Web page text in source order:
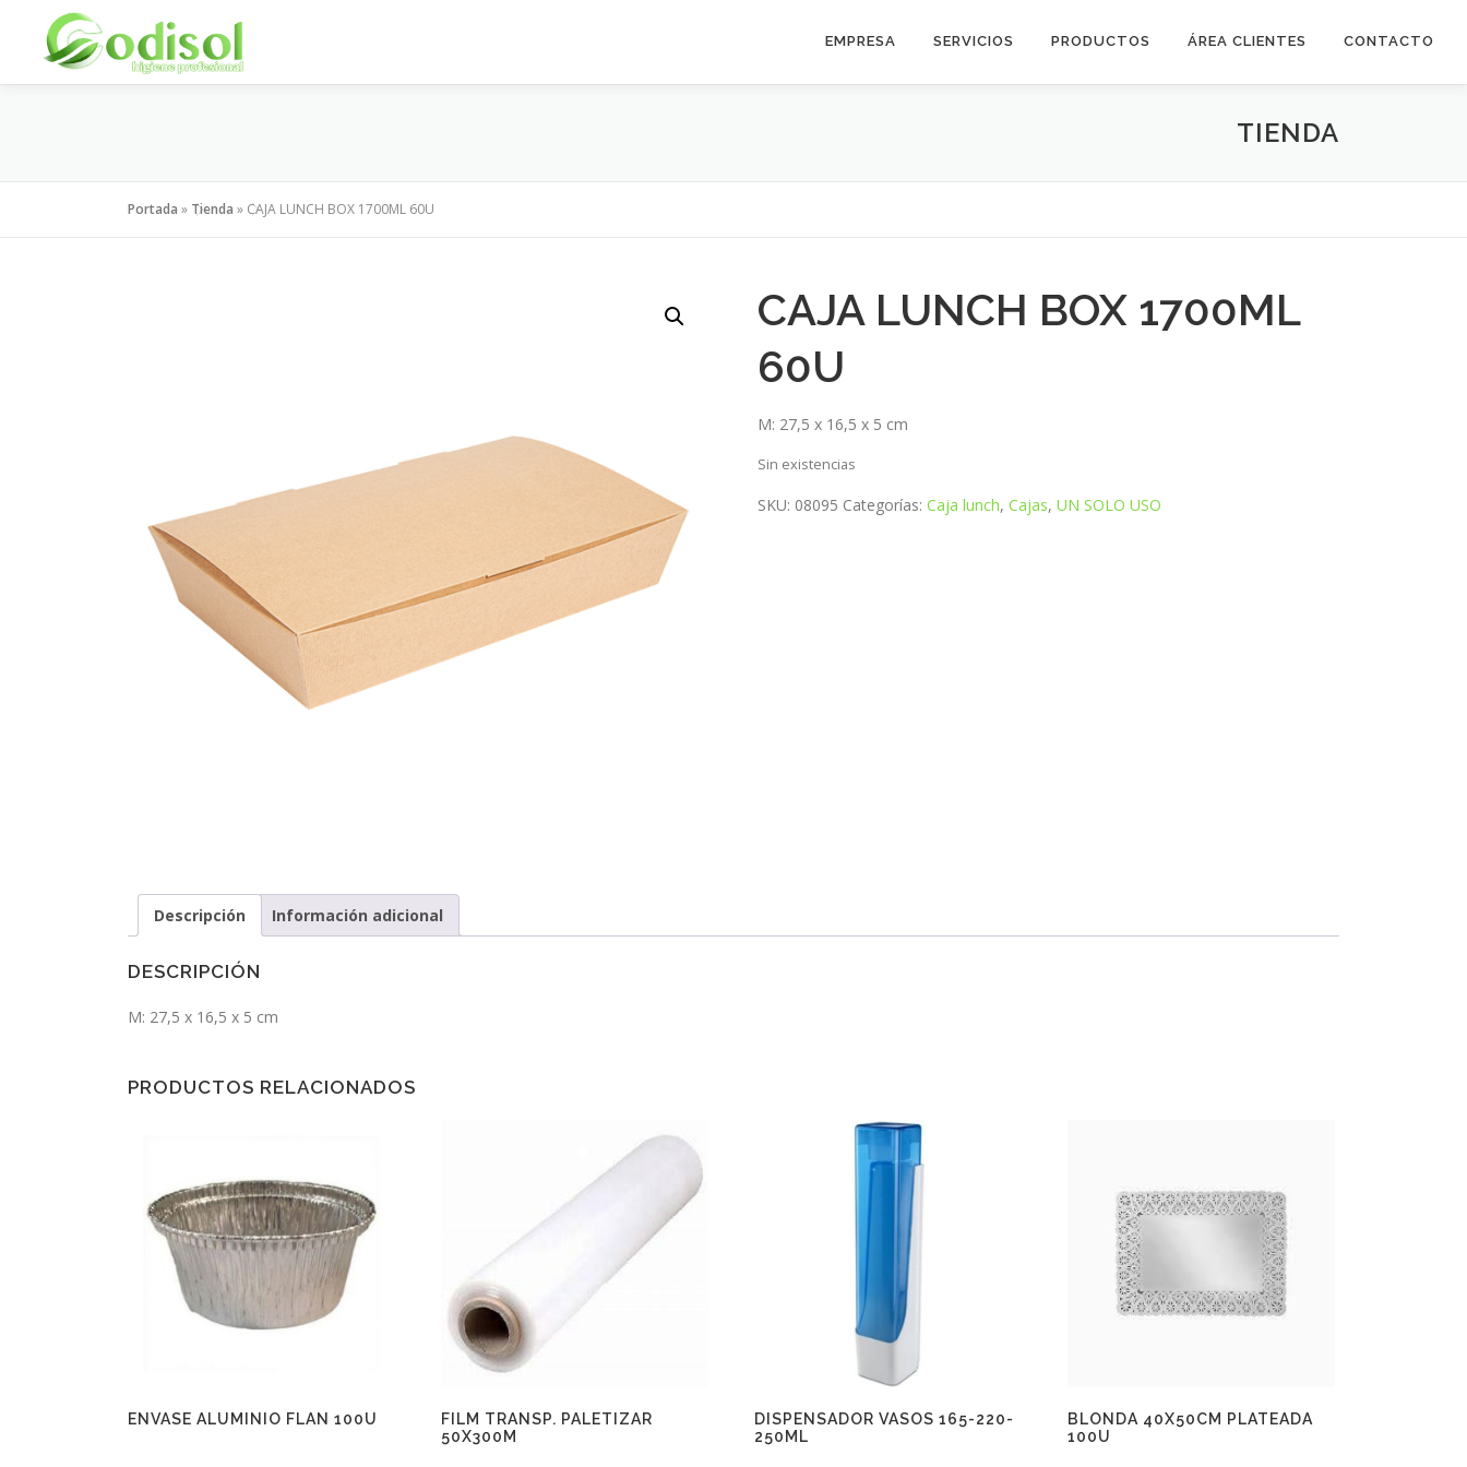
contenido
EMPRESA SERVICIOS PRODUCTOS ÁREA CLIENTES CONTACTO
TIENDA
Portada » Tienda » CAJA LUNCH BOX 1700ML 60U
CAJA LUNCH BOX 1700ML
60U
M: 27,5 x 16,5 x 5 cm
Sin existencias
SKU: 08095 Categorías:Caja lunch,Cajas,UN SOLO USO
Descripción Información adicional
DESCRIPCIÓN
M: 27,5 x 16,5 x 5 cm
PRODUCTOS RELACIONADOS
ENVASE ALUMINIO FLAN 100U
FILM TRANSP. PALETIZAR
50X300M
DISPENSADOR VASOS 165-220-
250ML
BLONDA 40X50CM PLATEADA
100U